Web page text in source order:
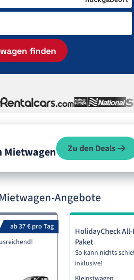
finden
Mietwagen Zu den Deals
Angebote
ab 37 € pro Tag
HolidayCheck
Paket
So kann nichts
inklusive!